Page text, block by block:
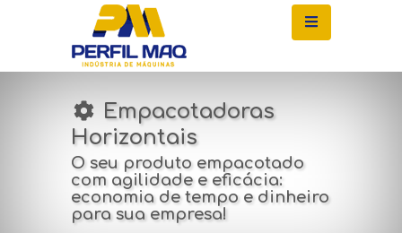
Empacotadoras
Horizontais
O seu produto empacotado
com agilidade e eficácia:
economia de tempo e dinheiro
para sua empresa!